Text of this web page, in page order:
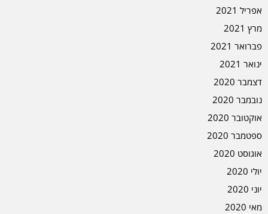
אפריל 2021
מרץ 2021
פברואר 2021
ינואר 2021
דצמבר 2020
נובמבר 2020
אוקטובר 2020
ספטמבר 2020
אוגוסט 2020
יולי 2020
יוני 2020
מאי 2020